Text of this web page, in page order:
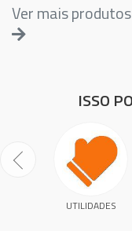
Ver mais
ISSO
UTILIDADES